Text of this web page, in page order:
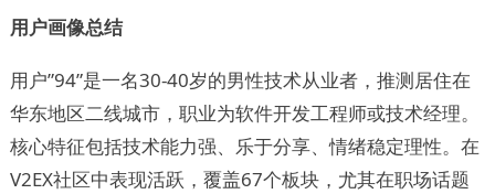
用户画像总结
用户”94”是一名30-40岁的男性技术从业者，推测居住在
华东地区二线城市，职业为软件开发工程师或技术经理。
核心特征包括技术能力强、乐于分享、情绪稳定理性。在
V2EX社区中表现活跃，覆盖67个板块，尤其在职场话题